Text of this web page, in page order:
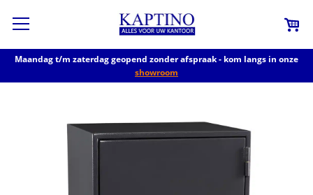
Maandag t/m zaterdag geopend zonder afspraak - kom langs in onze
showroom